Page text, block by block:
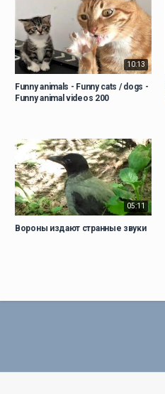
10:13
Funny animals - Funny cats / dogs -
Funny animal videos 200
05:11
Вороны издают странные звуки